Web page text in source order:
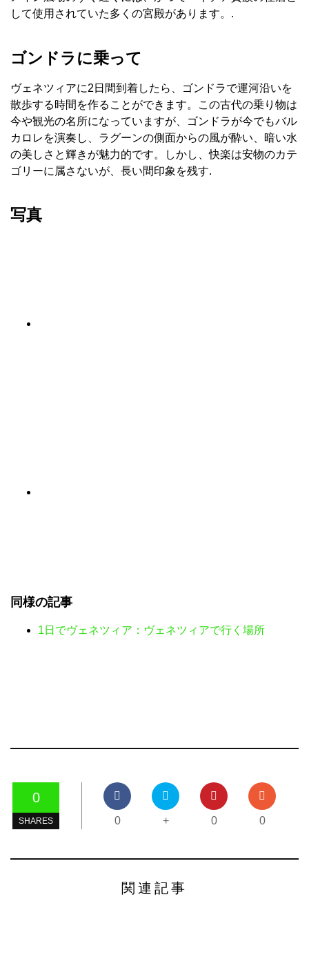
して使用されていた多くの宮殿があります。.
ゴンドラに乗って
ヴェネツィアに2日間到着したら、ゴンドラで運河沿いを
散歩する時間を作ることができます。この古代の乗り物は
今や観光の名所になっていますが、ゴンドラが今でもバル
カロレを演奏し、ラグーンの側面からの風が酔い、暗い水
の美しさと輝きが魅力的です。しかし、快楽は安物のカテ
ゴリーに属さないが、長い間印象を残す.
写真
同様の記事
1日でヴェネツィア：ヴェネツィアで行く場所
0
SHARES 0 + 0 0
関連記事